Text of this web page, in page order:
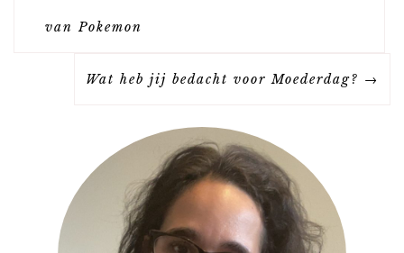
van Pokemon
Wat heb jij bedacht voor Moederdag?